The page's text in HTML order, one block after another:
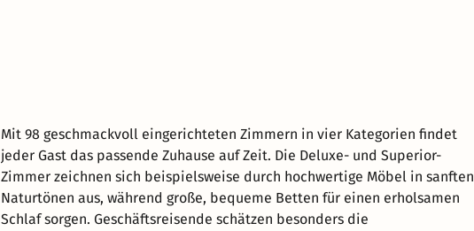
Mit 98 geschmackvoll eingerichteten Zimmern in vier Kategorien findet
jeder Gast das passende Zuhause auf Zeit. Die Deluxe- und Superior-
Zimmer zeichnen sich beispielsweise durch hochwertige Möbel in sanften
Naturtönen aus, während große, bequeme Betten für einen erholsamen
Schlaf sorgen. Geschäftsreisende schätzen besonders die